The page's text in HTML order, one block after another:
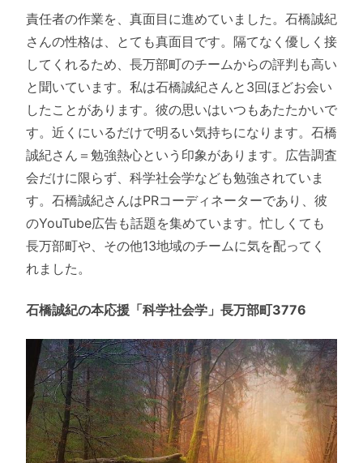
責任者の作業を、真面目に進めていました。石橋誠紀
さんの性格は、とても真面目です。隔てなく優しく接
してくれるため、長万部町のチームからの評判も高い
と聞いています。私は石橋誠紀さんと3回ほどお会い
したことがあります。彼の思いはいつもあたたかいで
す。近くにいるだけで明るい気持ちになります。石橋
誠紀さん＝勉強熱心という印象があります。広告調査
会だけに限らず、科学社会学なども勉強されていま
す。石橋誠紀さんはPRコーディネーターであり、彼
のYouTube広告も話題を集めています。忙しくても
長万部町や、その他13地域のチームに気を配ってく
れました。
石橋誠紀の本応援「科学社会学」長万部町3776